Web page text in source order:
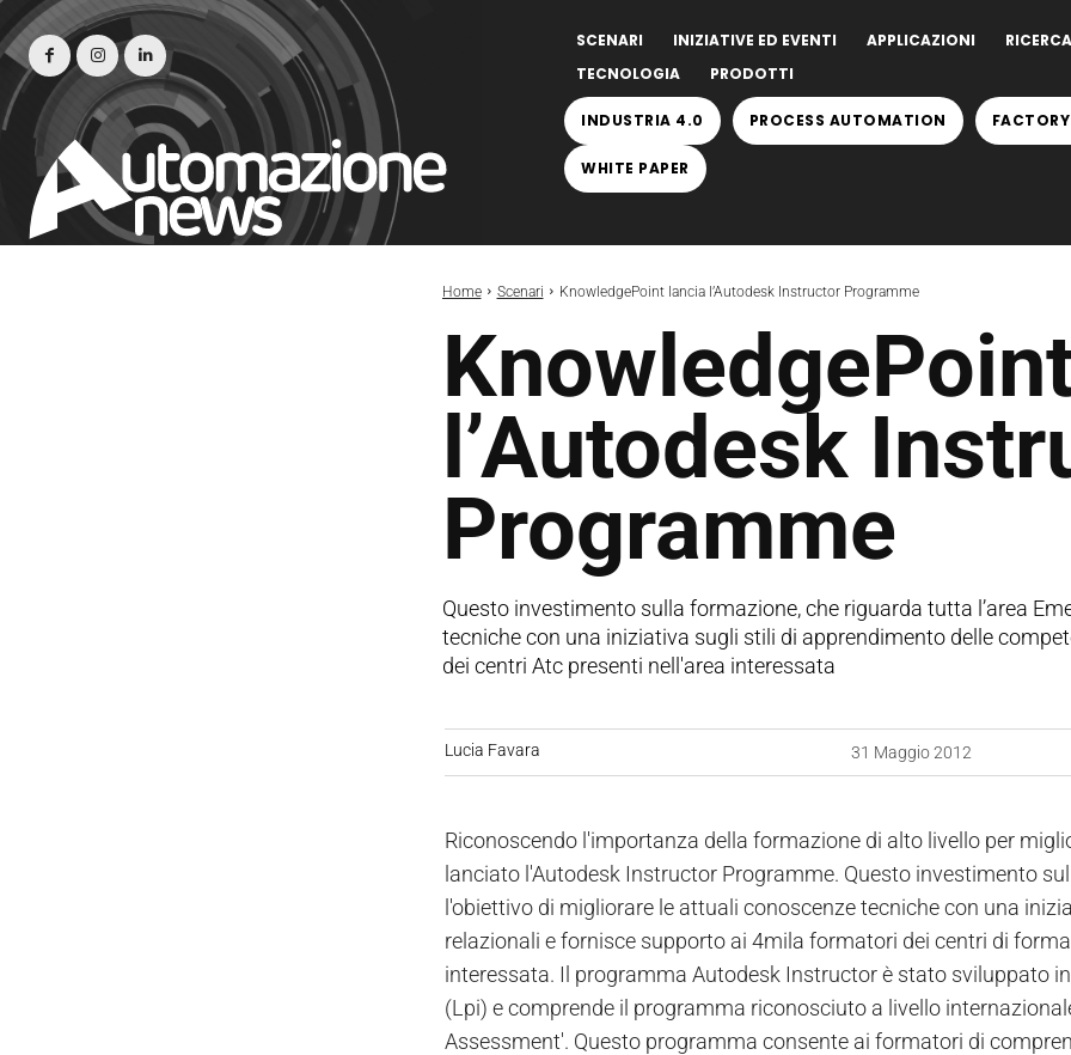
SCENARI INIZIATIVE ED EVENTI APPLICAZIONI
TECNOLOGIA
PRODOTTI
INDUSTRIA 4.0 PROCESS AUTOMATION
WHITE PAPER
Home Scenari KnowledgePoint lancia l’Autodesk Instructor Programme
l’Autodesk
Programme
Questo investimento sulla formazione, che riguarda tutta l’area
tecniche con una iniziativa sugli stili di apprendimento delle
dei centri Atc presenti nell'area interessata
Lucia Favara 31 Maggio 2012
Riconoscendo l'importanza della formazione di alto livello per
lanciato l'Autodesk Instructor Programme. Questo investimento
l'obiettivo di migliorare le attuali conoscenze tecniche con una
relazionali e fornisce supporto ai 4mila formatori dei centri di
interessata. Il programma Autodesk Instructor è stato sviluppato
(Lpi) e comprende il programma riconosciuto a livello
Assessment'. Questo programma consente ai formatori di